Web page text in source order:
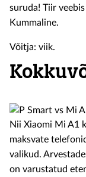
suruda! Tiir
Kummaline.
Võitja: viik.
Nii Xiaomi Mi A1
maksvate
valikud.
on varustatud